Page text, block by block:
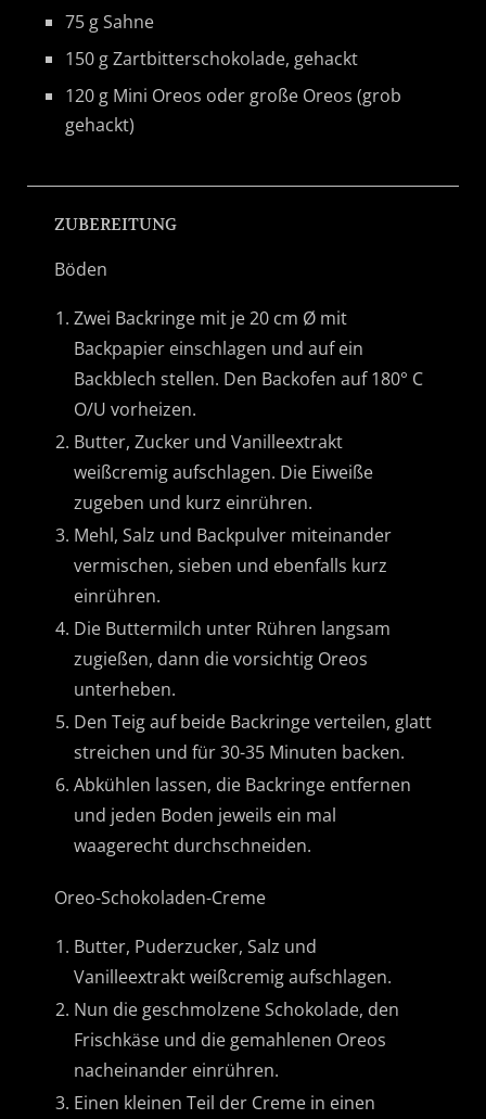
75 g Sahne
150 g Zartbitterschokolade, gehackt
120 g Mini Oreos oder große Oreos (grob
gehackt)
ZUBEREITUNG
Böden
Zwei Backringe mit je 20 cm Ø mit
Backpapier einschlagen und auf ein
Backblech stellen. Den Backofen auf 180° C
O/U vorheizen.
Butter, Zucker und Vanilleextrakt
weißcremig aufschlagen. Die Eiweiße
zugeben und kurz einrühren.
Mehl, Salz und Backpulver miteinander
vermischen, sieben und ebenfalls kurz
einrühren.
Die Buttermilch unter Rühren langsam
zugießen, dann die vorsichtig Oreos
unterheben.
Den Teig auf beide Backringe verteilen, glatt
streichen und für 30-35 Minuten backen.
Abkühlen lassen, die Backringe entfernen
und jeden Boden jeweils ein mal
waagerecht durchschneiden.
Oreo-Schokoladen-Creme
Butter, Puderzucker, Salz und
Vanilleextrakt weißcremig aufschlagen.
Nun die geschmolzene Schokolade, den
Frischkäse und die gemahlenen Oreos
nacheinander einrühren.
Einen kleinen Teil der Creme in einen